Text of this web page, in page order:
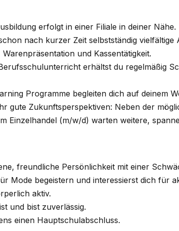
erfolgt in einer Filiale in deiner Nähe.
nach kurzer Zeit selbstständig
und Kassentätigkeit.
erhältst du regelmäßig
Programme begleiten dich auf deinem
gute Zukunftsperspektiven: Neben der
Einzelhandel (m/w/d) warten weitere,
freundliche Persönlichkeit mit einer
Mode begeistern und interessierst dich für
aktiv.
und bist zuverlässig.
einen Hauptschulabschluss.